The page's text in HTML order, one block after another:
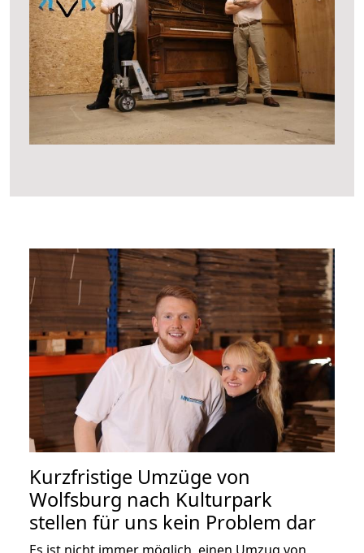
Kurzfristige Umzüge von
Wolfsburg nach Kulturpark
stellen für uns kein Problem dar